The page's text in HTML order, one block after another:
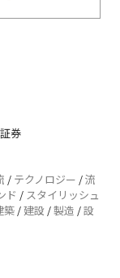
券
/ テクノロジー /流
ド / スタイリッシュ
築 /建設 /製造 /設